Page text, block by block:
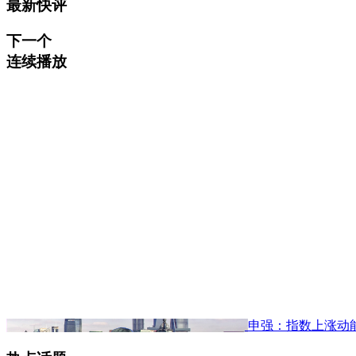
最新快评
下一个
连续播放
申强：指数上涨动